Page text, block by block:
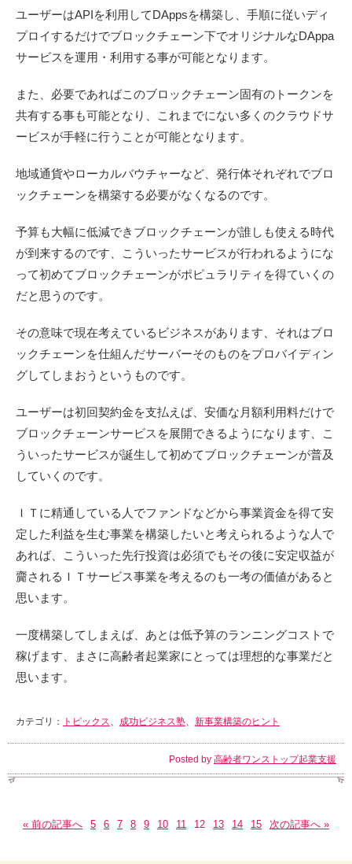
ユーザーはAPIを利用してDAppsを構築し、手順に従いディ
プロイするだけでブロックチェーン下でオリジナルなDAppa
サービスを運用・利用する事が可能となります。
また、必要であればこのブロックチェーン固有のトークンを
共有する事も可能となり、これまでにない多くのクラウドサ
ービスが手軽に行うことが可能となります。
地域通貨やローカルバウチャーなど、発行体それぞれでブロ
ックチェーンを構築する必要がなくなるのです。
予算も大幅に低減できブロックチェーンが誰しも使える時代
が到来するのです、こういったサービスが行われるようにな
って初めてブロックチェーンがポピュラリティを得ていくの
だと思うのです。
その意味で現在考えているビジネスがあります、それはブロ
ックチェーンを仕組んだサーバーそのものをプロバイディン
グしてしまおうというものです。
ユーザーは初回契約金を支払えば、安価な月額利用料だけで
ブロックチェーンサービスを展開できるようになります、こ
ういったサービスが誕生して初めてブロックチェーンが普及
していくのです。
ＩＴに精通している人でファンドなどから事業資金を得て安
定した利益を生む事業を構築したいと考えられるような人で
あれば、こういった先行投資は必須でもその後に安定収益が
齎されるＩＴサービス事業を考えるのも一考の価値があると
思います。
一度構築してしまえば、あとは低予算のランニングコストで
稼げます、まさに高齢者起業家にとっては理想的な事業だと
思います。
カテゴリ： トピックス、 成功ビジネス塾、 新事業構築のヒント
Posted by 高齢者ワンストップ起業支援
« 前の記事へ 5 6 7 8 9 10 11 12 13 14 15 次の記事へ »